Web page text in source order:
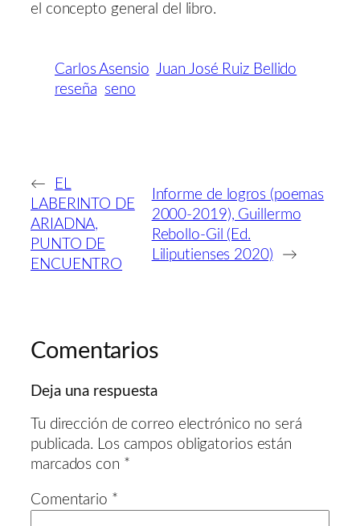
el concepto general del libro.
Carlos Asensio Juan José Ruiz Bellido
reseña seno
←
EL
LABERINTO DE
ARIADNA,
PUNTO DE
ENCUENTRO
Informe de logros (poemas
2000-2019), Guillermo
Rebollo-Gil (Ed.
Liliputienses 2020)
→
Comentarios
Deja una respuesta
Tu dirección de correo electrónico no será
publicada. Los campos obligatorios están
marcados con *
Comentario *